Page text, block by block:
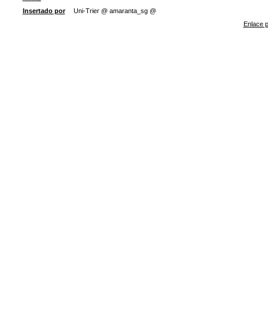
Insertado por
Uni-Trier @ amaranta_sg @
Enlace